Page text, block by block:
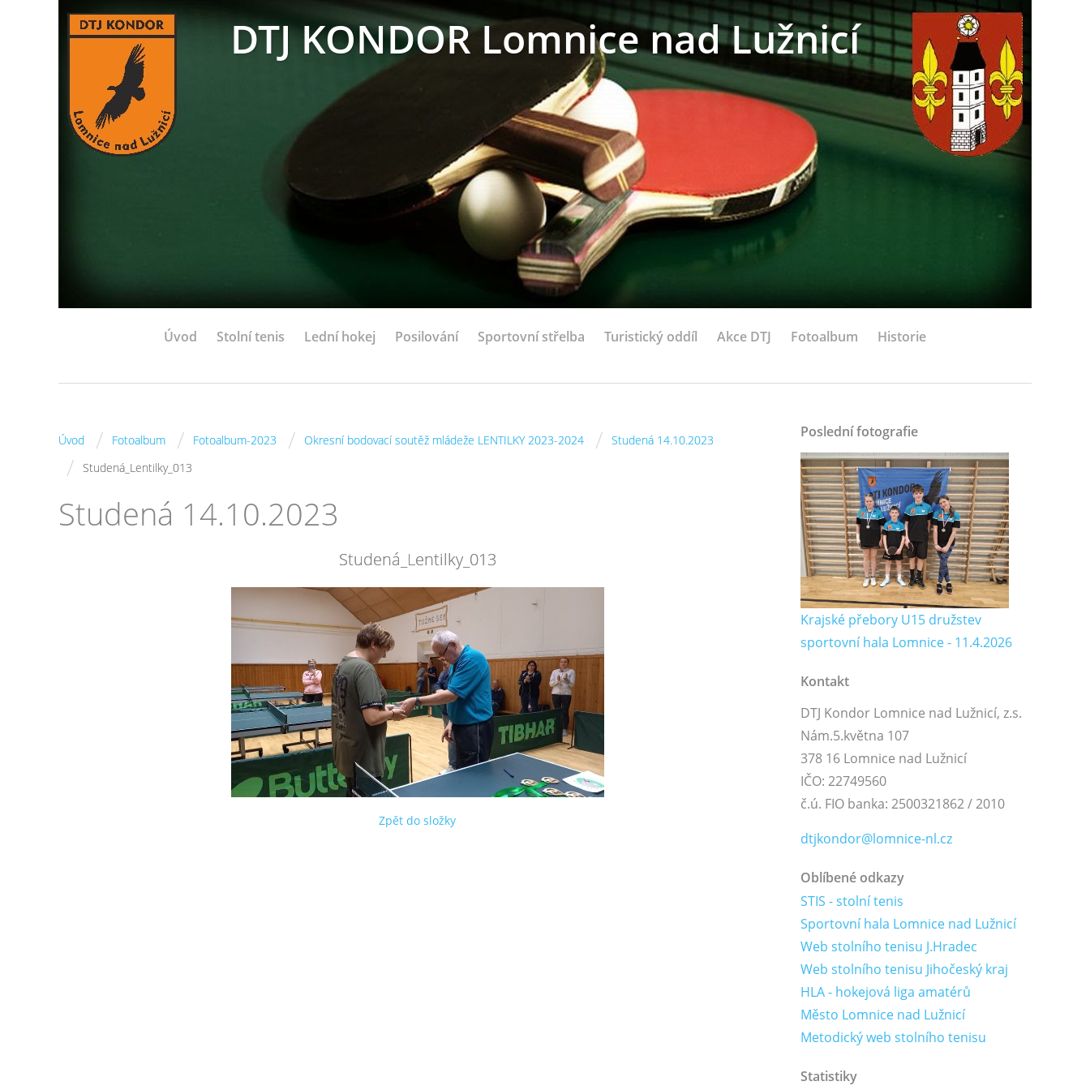
DTJ KONDOR Lomnice nad Lužnicí
Úvod Stolní tenis Lední hokej Posilování Sportovní střelba Turistický oddíl Akce DTJ Fotoalbum Historie
Úvod / Fotoalbum / Fotoalbum-2023 / Okresní bodovací soutěž mládeže LENTILKY 2023-2024 / Studená 14.10.2023
/ Studená_Lentilky_013
Studená 14.10.2023
Studená_Lentilky_013
Zpět do složky
Poslední fotografie
Krajské přebory U15 družstev
sportovní hala Lomnice - 11.4.2026
Kontakt
DTJ Kondor Lomnice nad Lužnicí, z.s.
Nám.5.května 107
378 16 Lomnice nad Lužnicí
IČO: 22749560
č.ú. FIO banka: 2500321862 / 2010
dtjkondor@lomnice-nl.cz
Oblíbené odkazy
STIS - stolní tenis
Sportovní hala Lomnice nad Lužnicí
Web stolního tenisu J.Hradec
Web stolního tenisu Jihočeský kraj
HLA - hokejová liga amatérů
Město Lomnice nad Lužnicí
Metodický web stolního tenisu
Statistiky